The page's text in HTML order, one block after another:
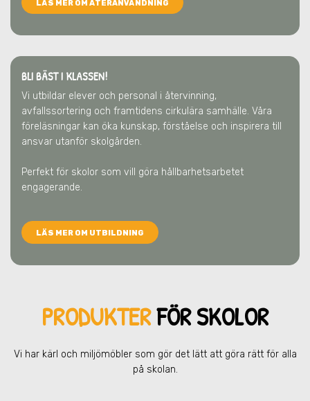
LÄS MER OM ÅTERANVÄNDNING
BLI BÄST I KLASSEN!
Vi utbildar elever och personal i återvinning,
avfallssortering och framtidens cirkulära samhälle. Våra
föreläsningar kan öka kunskap, förståelse och inspirera till
ansvar utanför skolgården.
Perfekt för skolor som vill göra hållbarhetsarbetet
engagerande.
LÄS MER OM UTBILDNING
PRODUKTERFÖR SKOLOR
Vi har kärl och miljömöbler som gör det lätt att göra rätt för alla
på skolan.